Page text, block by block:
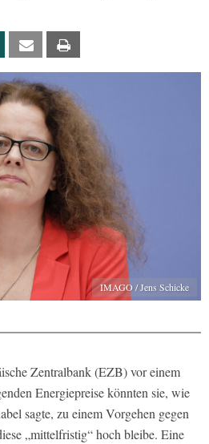
Xing Email
IMAGO / Jens Schicke
Zentralbank (EZB) vor einem
Energiepreise könnten sie, wie
sagte, zu einem Vorgehen gegen
„mittelfristig“ hoch bleibe. Eine